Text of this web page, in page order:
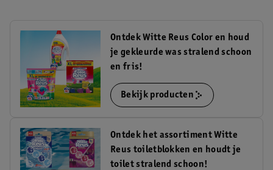
Ontdek Witte Reus Color en houd
je gekleurde was stralend schoon
en fris!
Bekijk producten
Ontdek het assortiment Witte
Reus toiletblokken en houdt je
toilet stralend schoon!